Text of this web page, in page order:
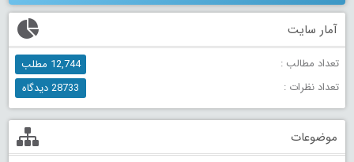
آمار سایت
تعداد مطالب :
12,744 مطلب
تعداد نظرات :
28733 دیدگاه
موضوعات